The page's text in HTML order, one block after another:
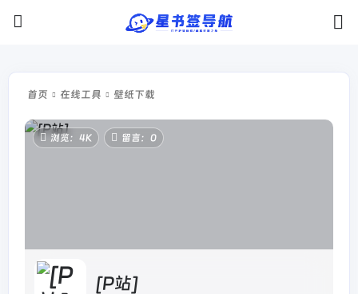
首页 在线工具 壁纸下载
浏览：4K 留言：0
[P站]